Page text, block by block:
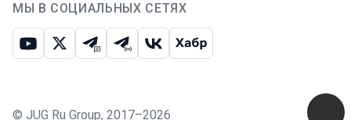
МЫ В СОЦИАЛЬНЫХ СЕТЯХ
ЮтубИкс Телеграм-чат
Телеграм-канал
ВКонтакте
Хабр
© JUG Ru Group, 2017–2026